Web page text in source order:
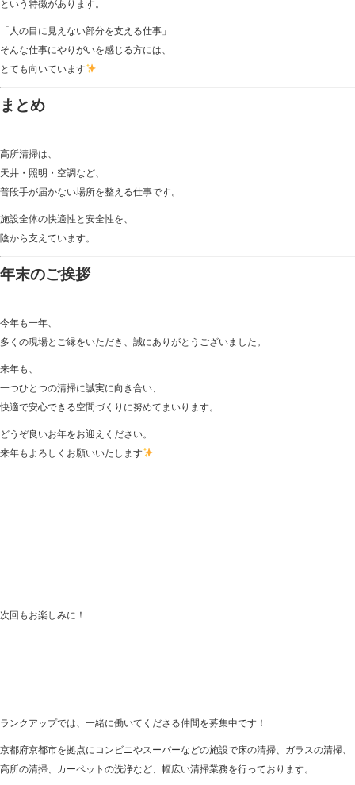
という特徴があります。
「人の目に見えない部分を支える仕事」
そんな仕事にやりがいを感じる方には、
とても向いています
まとめ
高所清掃は、
天井・照明・空調など、
普段手が届かない場所を整える仕事です。
施設全体の快適性と安全性を、
陰から支えています。
年末のご挨拶
今年も一年、
多くの現場とご縁をいただき、誠にありがとうございました。
来年も、
一つひとつの清掃に誠実に向き合い、
快適で安心できる空間づくりに努めてまいります。
どうぞ良いお年をお迎えください。
来年もよろしくお願いいたします
次回もお楽しみに！
ランクアップでは、一緒に働いてくださる仲間を募集中です！
京都府京都市を拠点にコンビニやスーパーなどの施設で床の清掃、ガラスの清掃、
高所の清掃、カーペットの洗浄など、幅広い清掃業務を行っております。